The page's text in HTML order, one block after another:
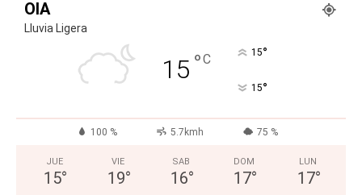
OIA
Lluvia Ligera
15 °C 15°
15°
100 % 5.7kmh 75 %
JUE
15°
VIE
19°
SAB
16°
DOM
17°
LUN
17°